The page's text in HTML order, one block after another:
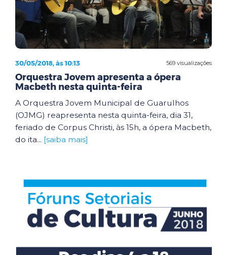
569 visualizações
30/05/2018, às 10:13
Orquestra Jovem apresenta a ópera
Macbeth nesta quinta-feira
A Orquestra Jovem Municipal de Guarulhos
(OJMG) reapresenta nesta quinta-feira, dia 31,
feriado de Corpus Christi, às 15h, a ópera Macbeth,
do ita... [saiba mais]